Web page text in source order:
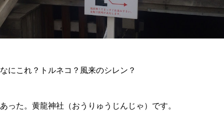
なにこれ？トルネコ？風来のシレン？
あった。黄龍神社（おうりゅうじんじゃ）です。